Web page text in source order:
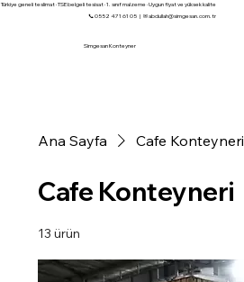
Simgesan Konteyner
Türkiye geneli teslimat · TSE belgeli tesisat · 1. sınıf malzeme · Uygun fiyat ve yüksek kalite
📞 0552 471 61 05 |✉ abdullah@simgesan.com.tr
Ana Sayfa Cafe Konteyneri
Cafe Konteyneri
13 ürün